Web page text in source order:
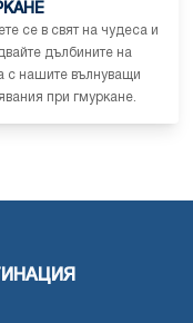
се в свят на чудеса и
дълбините на
с нашите вълнуващи
при гмуркане.